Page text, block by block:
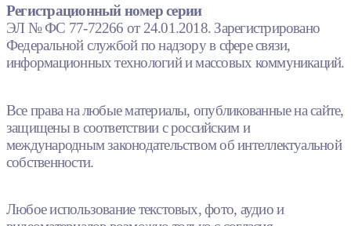
Регистрационный номер серии
ЭЛ № ФС 77-72266 от 24.01.2018. Зарегистрировано
Федеральной службой по надзору в сфере связи,
информационных технологий и массовых коммуникаций.
Все права на любые материалы, опубликованные на сайте,
защищены в соответствии с российским и
международным законодательством об интеллектуальной
собственности.
Любое использование текстовых, фото, аудио и